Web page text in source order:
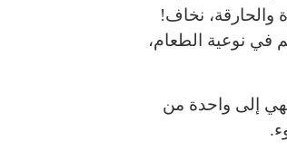
والحارقة، نخاف!
في نوعية الطعام،
إلى واحدة من